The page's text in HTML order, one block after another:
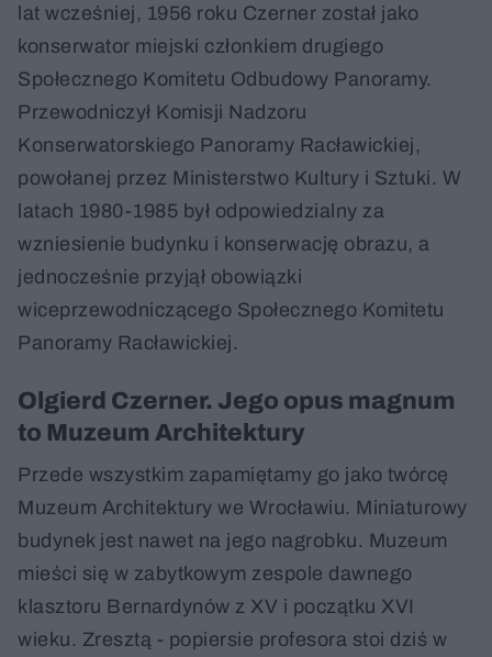
lat wcześniej, 1956 roku Czerner został jako
konserwator miejski członkiem drugiego
Społecznego Komitetu Odbudowy Panoramy.
Przewodniczył Komisji Nadzoru
Konserwatorskiego Panoramy Racławickiej,
powołanej przez Ministerstwo Kultury i Sztuki. W
latach 1980-1985 był odpowiedzialny za
wzniesienie budynku i konserwację obrazu, a
jednocześnie przyjął obowiązki
wiceprzewodniczącego Społecznego Komitetu
Panoramy Racławickiej.
Olgierd Czerner. Jego opus magnum
to Muzeum Architektury
Przede wszystkim zapamiętamy go jako twórcę
Muzeum Architektury we Wrocławiu. Miniaturowy
budynek jest nawet na jego nagrobku. Muzeum
mieści się w zabytkowym zespole dawnego
klasztoru Bernardynów z XV i początku XVI
wieku. Zresztą - popiersie profesora stoi dziś w